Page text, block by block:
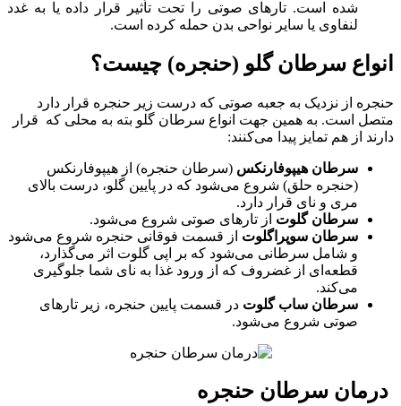
شده است. تارهای صوتی را تحت تأثیر قرار داده یا به غدد
لنفاوی یا سایر نواحی بدن حمله کرده است.
انواع سرطان گلو (حنجره) چیست؟
حنجره از نزدیک به جعبه صوتی که درست زیر حنجره قرار دارد
متصل است. به همین جهت انواع سرطان گلو بته به محلی که قرار
دارند از هم تمایز پیدا می‌کنند:
سرطان هیپوفارنکس (سرطان حنجره) از هیپوفارنکس
(حنجره حلق) شروع می‌شود که در پایین گلو، درست بالای
مری و نای قرار دارد.
سرطان گلوت از تارهای صوتی شروع می‌شود.
سرطان سوپراگلوت از قسمت فوقانی حنجره شروع می‌شود
و شامل سرطانی می‌شود که بر اپی گلوت اثر می‌گذارد،
قطعه‌ای از غضروف که از ورود غذا به نای شما جلوگیری
می‌کند.
سرطان ساب گلوت در قسمت پایین حنجره، زیر تارهای
صوتی شروع می‌شود.
درمان سرطان حنجره